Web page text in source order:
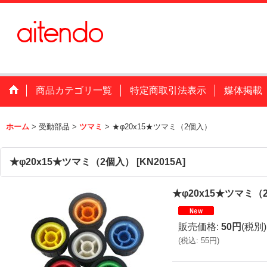
商品カテゴリ一覧 特定商取引法表示 媒体掲載
ホーム > 受動部品 > ツマミ > ★φ20x15★ツマミ（2個入）
★φ20x15★ツマミ（2個入） [KN2015A]
★φ20x15★ツマミ（
販売価格: 50円 (税別)
(税込: 55円)